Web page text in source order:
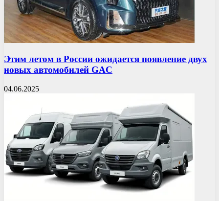
Этим летом в России ожидается появление двух
новых автомобилей GAC
04.06.2025